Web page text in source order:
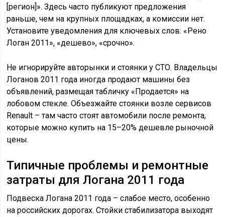
[регион]». Здесь часто публикуют предложения
раньше, чем на крупных площадках, а комиссии нет.
Установите уведомления для ключевых слов: «Рено
Логан 2011», «дешево», «срочно».
Не игнорируйте авторынки и стоянки у СТО. Владельцы
Логанов 2011 года иногда продают машины без
объявлений, размещая табличку «Продается» на
лобовом стекле. Объезжайте стоянки возле сервисов
Renault – там часто стоят автомобили после ремонта,
которые можно купить на 15–20% дешевле рыночной
цены.
Типичные проблемы и ремонтные
затраты для Логана 2011 года
Подвеска Логана 2011 года – слабое место, особенно
на российских дорогах. Стойки стабилизатора выходят